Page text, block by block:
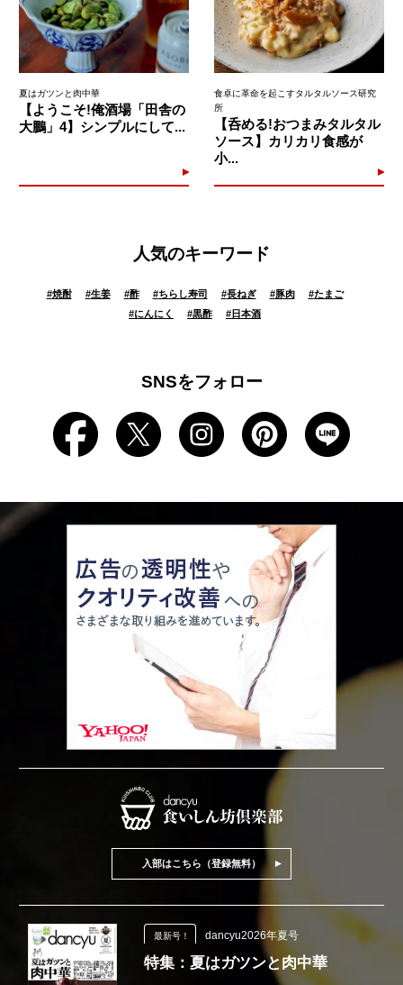
夏はガツンと肉中華
【ようこそ!俺酒場「田舎の
大鵬」4】シンプルにして...
食卓に革命を起こすタルタルソース研究
所
【呑める!おつまみタルタル
ソース】カリカリ食感が
小...
人気のキーワード
#焼酎 #生姜 #酢 #ちらし寿司 #長ねぎ #豚肉 #たまご
#にんにく #黒酢 #日本酒
SNSをフォロー
入部はこちら（登録無料）
最新号！ dancyu2026年夏号
特集：夏はガツンと肉中華